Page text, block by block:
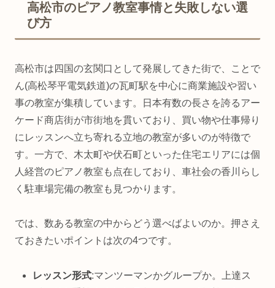
高松市のピアノ教室事情と失敗しない選
び方
高松市は四国の玄関口として発展してきた街で、ことで
ん(高松琴平電気鉄道)の瓦町駅を中心に商業施設や習い
事の教室が集積しています。日本有数の長さを誇るアー
ケード商店街が市街地を貫いており、買い物や仕事帰り
にレッスンへ立ち寄れる立地の教室が多いのが特徴で
す。一方で、木太町や伏石町といった住宅エリアには個
人経営のピアノ教室も点在しており、車社会の香川らし
く駐車場完備の教室も見つかります。
では、数ある教室の中からどう選べばよいのか。押さえ
ておきたいポイントは次の4つです。
レッスン形式:マンツーマンかグループか。上達ス